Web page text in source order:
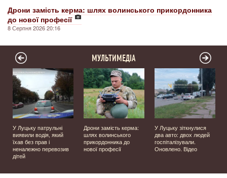
Дрони замість керма: шлях волинського прикордонника
до нової професії
8 Серпня 2026 20:16
МУЛЬТИМЕДІА
У Луцьку патрульні
виявили водія, який
їхав без прав і
неналежно перевозив
дітей
Дрони замість керма:
шлях волинського
прикордонника до
нової професії
У Луцьку зіткнулися
два авто: двох людей
госпіталізували.
Оновлено. Відео